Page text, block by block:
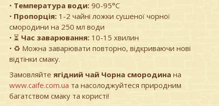
• Температура води: 90-95°C
• Пропорція: 1-2 чайні ложки сушеної чорної
смородини на 250 мл води
• ⏳ Час заварювання: 10-15 хвилин
• ♻️ Можна заварювати повторно, відкриваючи нові
відтінки смаку.
Замовляйте ягідний чай Чорна смородина на
www.caife.com.ua та насолоджуйтеся природним
багатством смаку та користі!